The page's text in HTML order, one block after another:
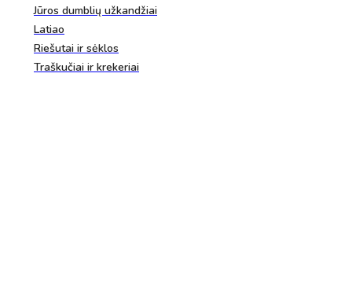
Jūros dumblių užkandžiai
Latiao
Riešutai ir sėklos
Traškučiai ir krekeriai